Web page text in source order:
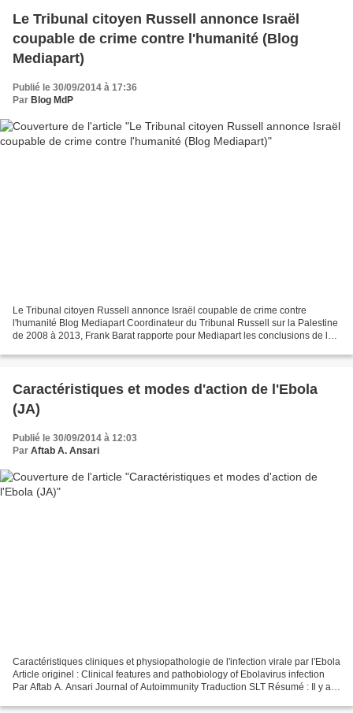
Le Tribunal citoyen Russell annonce Israël
coupable de crime contre l'humanité (Blog
Mediapart)
Publié le 30/09/2014 à 17:36
Par Blog MdP
Le Tribunal citoyen Russell annonce Israël coupable de crime contre
l'humanité Blog Mediapart Coordinateur du Tribunal Russell sur la Palestine
de 2008 à 2013, Frank Barat rapporte pour Mediapart les conclusions de la
Caractéristiques et modes d'action de l'Ebola
(JA)
Publié le 30/09/2014 à 12:03
Par Aftab A. Ansari
Caractéristiques cliniques et physiopathologie de l'infection virale par l'Ebola
Article originel : Clinical features and pathobiology of Ebolavirus infection
Par Aftab A. Ansari Journal of Autoimmunity Traduction SLT Résumé : Il y a